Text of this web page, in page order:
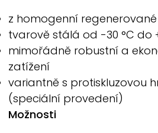
z homogenní regenerované
tvarově stálá od -30 °C do
mimořádně robustní a
zatížení
variantně s protiskluzovou
(speciální provedení)
Možnosti